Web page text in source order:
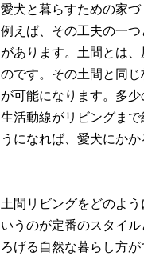
愛犬と暮らすための家
例えば、その工夫の一
があります。土間とは
のです。その土間と同
が可能になります。多
生活動線がリビングま
うになれば、愛犬にか
土間リビングをどのよ
いうのが定番のスタイ
ろげる自然な暮らし方